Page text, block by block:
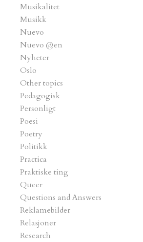
Musikalitet
Musikk
Nuevo
Nuevo @en
Nyheter
Oslo
Other topics
Pedagogisk
Personligt
Poesi
Poetry
Politikk
Practica
Praktiske ting
Queer
Questions and Answers
Reklamebilder
Relasjoner
Research